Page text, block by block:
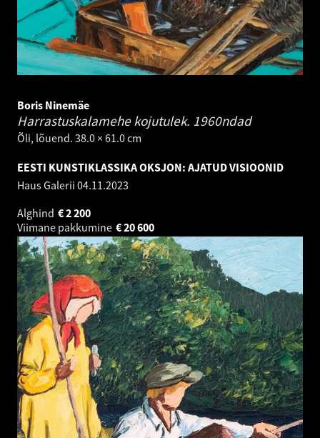
Boris Ninemäe
Harrastuskalamehe kojutulek. 1960ndad
Õli, lõuend. 38.0 × 61.0 cm
EESTI KUNSTIKLASSIKA OKSJON: AJATUD VISIOONID
Haus Galerii 04.11.2023
Alghind
2 200
€
Viimane pakkumine
20 600
€